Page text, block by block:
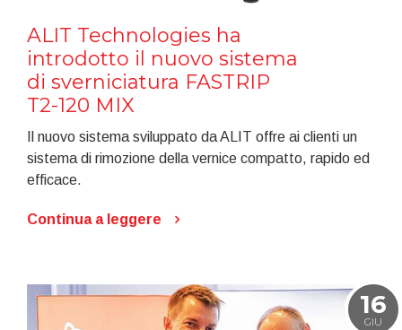
ALIT Technologies ha
introdotto il nuovo sistema
di sverniciatura FASTRIP
T2-120 MIX
Il nuovo sistema sviluppato da ALIT offre ai clienti un
sistema di rimozione della vernice compatto, rapido ed
efficace.
Continua a leggere
16
GIU